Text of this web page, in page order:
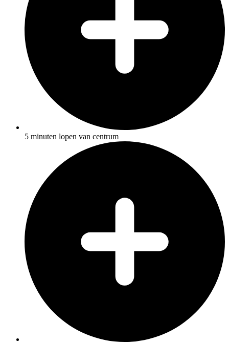
5 minuten lopen van centrum